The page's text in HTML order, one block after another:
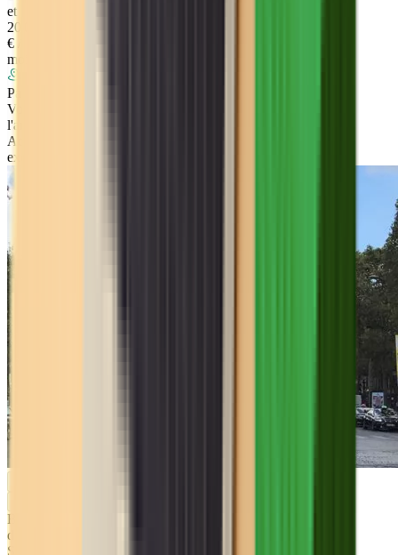
et
20 000
€ /
mois
Paris
Voir
l'annonce
Accès
exclusif
Bail
de
Sous-